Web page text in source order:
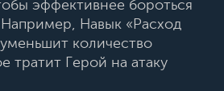
эффективнее бороться
Например, Навык «Расход
количество
тратит Герой на атаку